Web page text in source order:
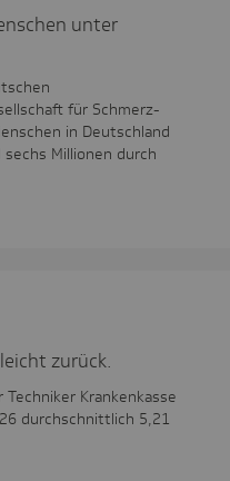
unter
für Schmerz-
in Deutschland
Millionen durch
zurück.
Krankenkasse
durchschnittlich 5,21